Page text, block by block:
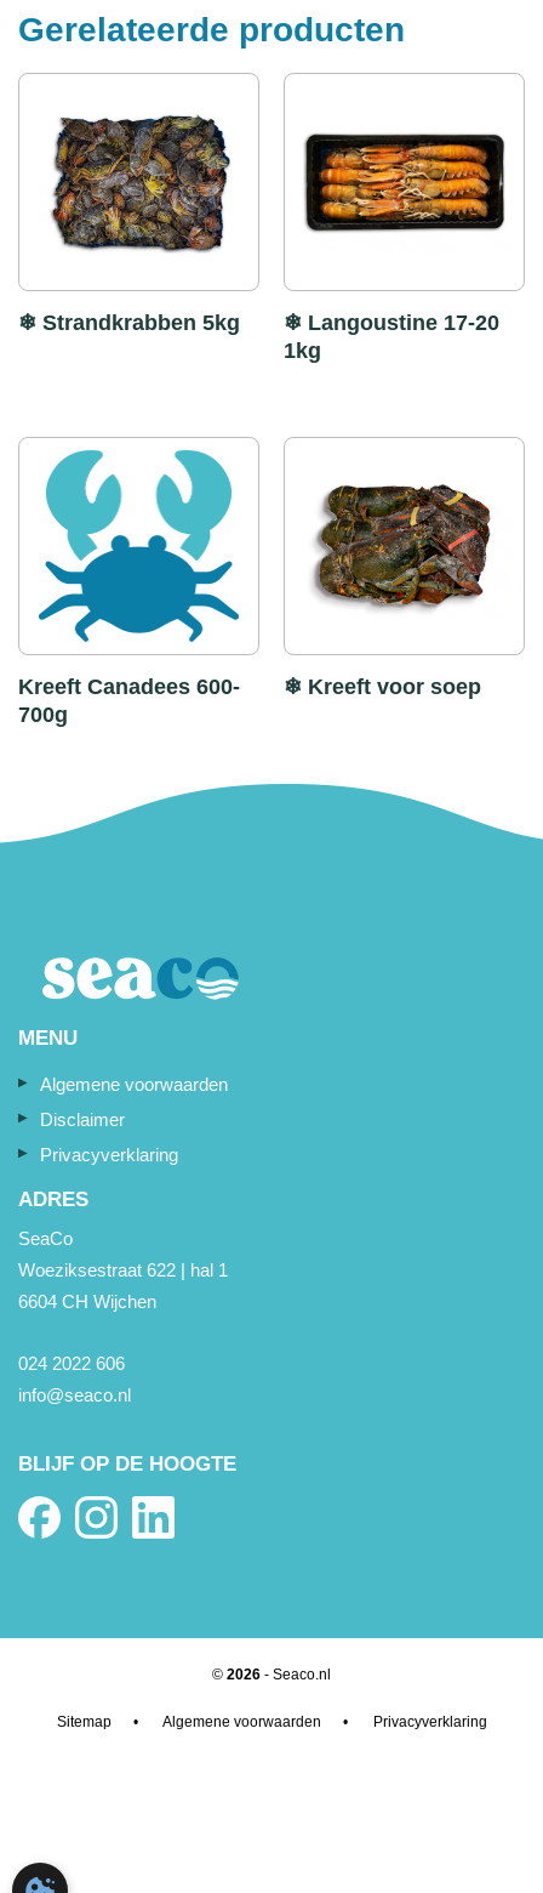
Gerelateerde producten
❄ Strandkrabben 5kg
❄ Langoustine 17-20
1kg
Kreeft Canadees 600-
700g
❄ Kreeft voor soep
MENU
Algemene voorwaarden
Disclaimer
Privacyverklaring
ADRES
SeaCo
Woeziksestraat 622 | hal 1
6604 CH Wijchen
024 2022 606
info@seaco.nl
BLIJF OP DE HOOGTE
© 2026 - Seaco.nl
Sitemap• Algemene voorwaarden • Privacyverklaring